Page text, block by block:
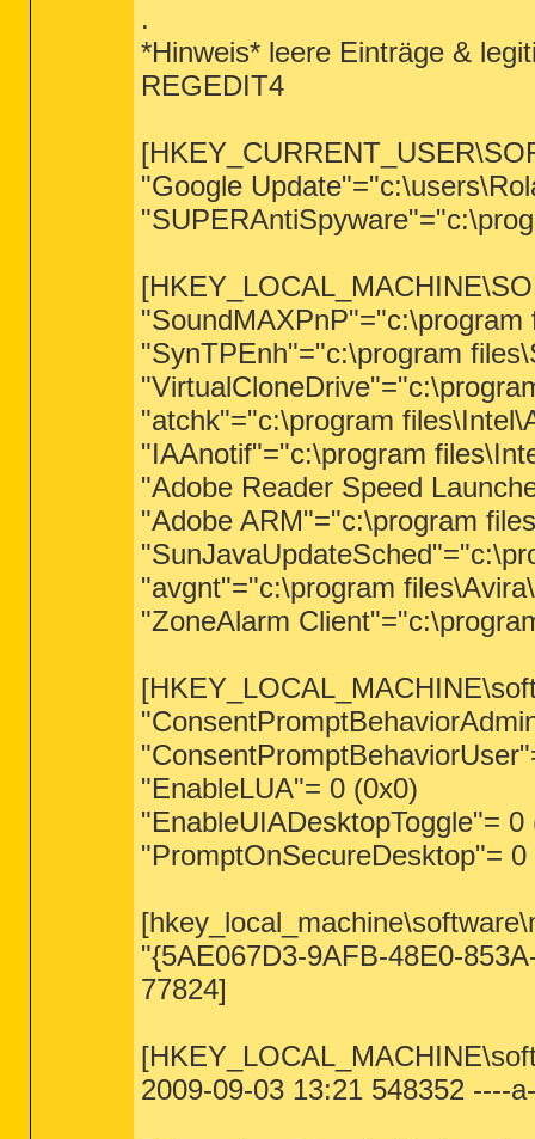
.
*Hinweis* leere Einträge &
REGEDIT4
"Google
"SynTPEnh"="c:\program
"atchk"="c:\program
"IAAnotif"="c:\program
"Adobe Reader Speed
"Adobe ARM"="c:\program
"avgnt"="c:\program
"ZoneAlarm
"EnableLUA"= 0 (0x0)
"EnableUIADesktopToggle"= 0
"PromptOnSecureDesktop"= 0
"{5AE067D3-9AFB-48E0-
77824]
2009-09-03 13:21 548352 ----